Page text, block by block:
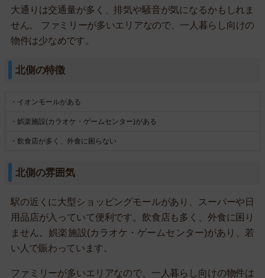
大通りは交通量が多く、排気や騒音が気になるかもしれま
せん。 ファミリーが多いエリアなので、一人暮らし向けの
物件は少なめです。
北側の特徴
・イオンモールがある
・娯楽施設(カラオケ・ゲームセンター)がある
・飲食店が多く、外食に困らない
北側の雰囲気
駅の近くに大型ショッピングモールがあり、スーパーや日
用品店が入っていて便利です。飲食店も多く、外食に困り
ません。娯楽施設(カラオケ・ゲームセンター)があり、若
い人で賑わっています。
ファミリーが多いエリアなので、一人暮らし向けの物件は